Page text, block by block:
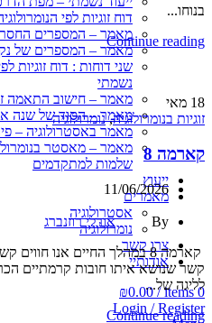
דוח זוגיות לפי
מאמר – המספרים
מאמר – המספרים של
שני דוחות : דוח זוגיות
נשמתי
מאמר – חישוב התאמה
מאמר – הסוד של שנה אישית 3, שנת
מאמר באסטרולוגיה –
מאמר – מאסטר
שלמות למתקדמים
ייעוץ
מאמרים
אסטרולוגיה
נומרולוגיה
צרו קשר
אודותיי
0
items
/
₪0.00
Login / Register
בנוחו...
Continue reading
18 מאי
זוגיות בנומרולוגיה,נומרולוגיה
קארמה 8
11/06/2026
By
אורלי רוזנברג
קארמה 8 במהלך החיים אנו
קשר שנושא איתו חובות קרמתיים
לליגה של...
Continue reading